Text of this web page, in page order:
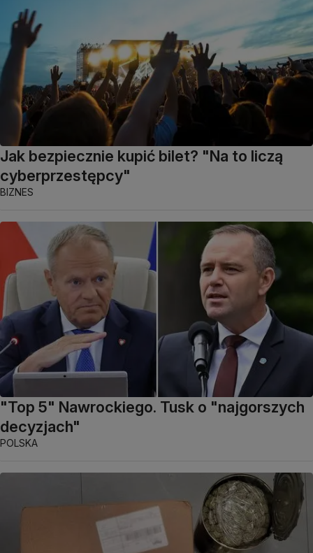
Jak bezpiecznie kupić bilet? "Na to liczą
cyberprzestępcy"
BIZNES
"Top 5" Nawrockiego. Tusk o "najgorszych
decyzjach"
POLSKA